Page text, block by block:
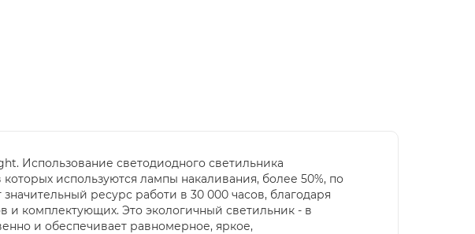
. Использование светодиодного светильника
используются лампы накаливания, более 50%, по
ресурс работи в 30 000 часов, благодаря
и комплектующих. Это экологичный светильник - в
и обеспечивает равномерное, яркое,